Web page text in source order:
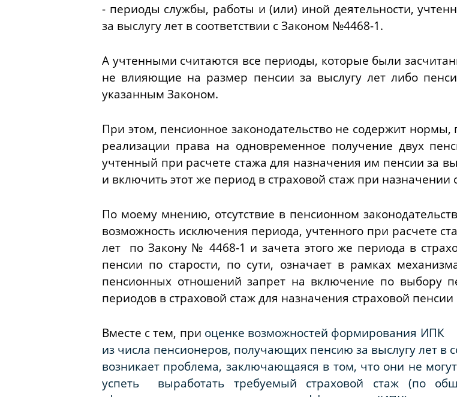
- периоды службы, работы и (или) иной деятельности,
за выслугу лет в соответствии с Законом №4468-1.
А учтенными считаются все периоды, которые были
не влияющие на размер пенсии за выслугу лет либо
указанным Законом.
При этом, пенсионное законодательство не содержит
реализации права на одновременное получение двух
учтенный при расчете стажа для назначения им пенсии за
и включить этот же период в страховой стаж при назначении
По моему мнению, отсутствие в пенсионном
возможность исключения периода, учтенного при расчете
лет по Закону№ 4468-1 и зачета этого же периода в
пенсии по старости, по сути, означает в рамках
пенсионных отношений запрет на включение по выбору
периодов в страховой стаж для назначения страховой пенсии
Вместе с тем, при оценке возможностей
из числа пенсионеров, получающих пенсию за выслугу лет в
возникает проблема, заключающаяся в том, что они не
успеть выработать требуемый страховой стаж (по